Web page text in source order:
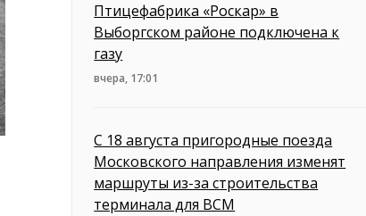
Птицефабрика «Роскар» в
Выборгском районе подключена к
газу
вчера, 17:01
С 18 августа пригородные поезда
Московского направления изменят
маршруты из-за строительства
терминала для ВСМ